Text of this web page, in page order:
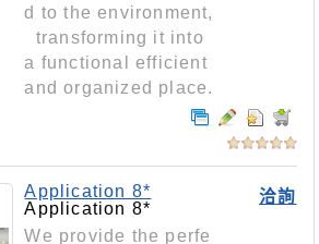
d to the environment,
transforming it into
a functional efficient
and organized place.
洽詢
Application 8*
Application 8*
We provide the perfe